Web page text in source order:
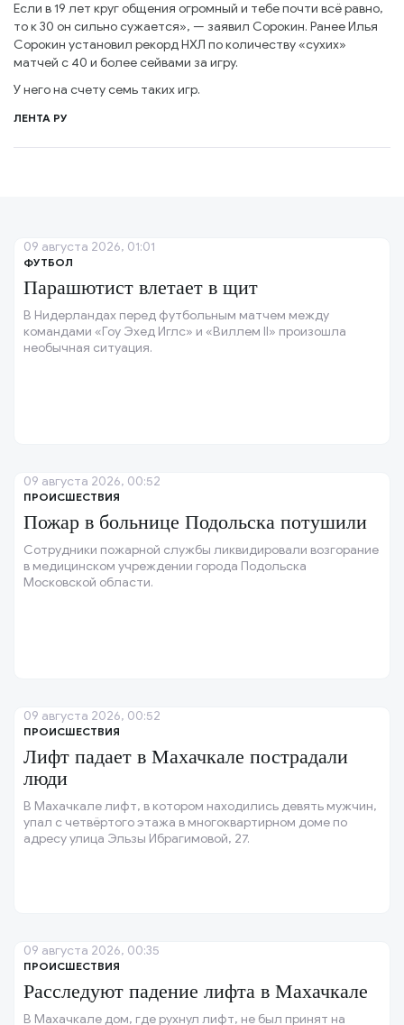
Если в 19 лет круг общения огромный и тебе почти всё равно,
то к 30 он сильно сужается», — заявил Сорокин. Ранее Илья
Сорокин установил рекорд НХЛ по количеству «сухих»
матчей с 40 и более сейвами за игру.
У него на счету семь таких игр.
ЛЕНТА РУ
ФУТБОЛ
Парашютист влетает в щит
В Нидерландах перед футбольным матчем между
командами «Гоу Эхед Иглс» и «Виллем II» произошла
необычная ситуация.
09 августа 2026, 01:01
ПРОИСШЕСТВИЯ
Пожар в больнице Подольска потушили
Сотрудники пожарной службы ликвидировали возгорание
в медицинском учреждении города Подольска
Московской области.
09 августа 2026, 00:52
ПРОИСШЕСТВИЯ
Лифт падает в Махачкале пострадали
люди
В Махачкале лифт, в котором находились девять мужчин,
упал с четвёртого этажа в многоквартирном доме по
адресу улица Эльзы Ибрагимовой, 27.
09 августа 2026, 00:52
ПРОИСШЕСТВИЯ
Расследуют падение лифта в Махачкале
В Махачкале дом, где рухнул лифт, не был принят на
09 августа 2026, 00:35